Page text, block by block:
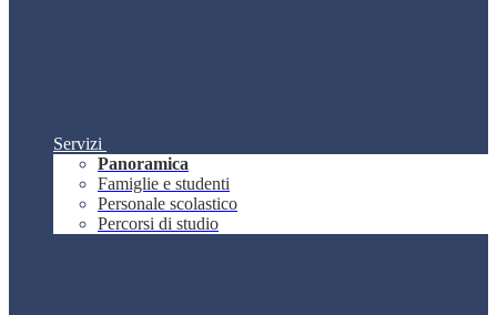
Servizi
Panoramica
Famiglie e studenti
Personale scolastico
Percorsi di studio